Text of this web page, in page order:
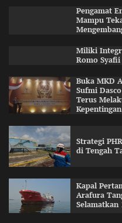
Pengamat
Mampu
Miliki
Romo
Buka MKD
Sufmi
Terus
Strategi
di Tengah
Kapal
Arafura
Selamatkan